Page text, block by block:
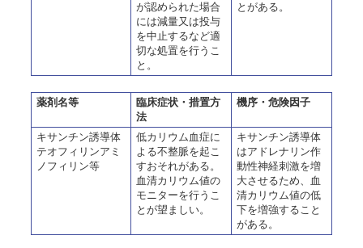
が認められた場合
には減量又は投与
を中止するなど適
切な処置を行うこ
と。
とがある。
薬剤名等
臨床症状・措置方
法
機序・危険因子
キサンチン誘導体
テオフィリンアミ
ノフィリン等
低カリウム血症に
よる不整脈を起こ
すおそれがある。
血清カリウム値の
モニターを行うこ
とが望ましい。
キサンチン誘導体
はアドレナリン作
動性神経刺激を増
大させるため、血
清カリウム値の低
下を増強すること
がある。